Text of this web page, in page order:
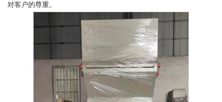
对客户的尊重。